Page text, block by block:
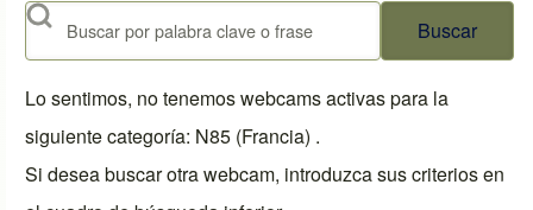
Buscar
Lo sentimos, no tenemos webcams activas para la
siguiente categoría: N85 (Francia) .
Si desea buscar otra webcam, introduzca sus criterios en